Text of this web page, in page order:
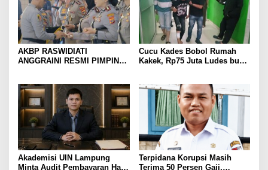
AKBP RASWIDIATI
ANGGRAINI RESMI PIMPIN
KAMTIBMAS DAN
PELAYANAN PRESISI
Cucu Kades Bobol Rumah
Kakek, Rp75 Juta Ludes buat
Akademisi UIN Lampung
Minta Audit Pembayaran Hak
Terpidana Korupsi Masih
Terima 50 Persen Gaji,